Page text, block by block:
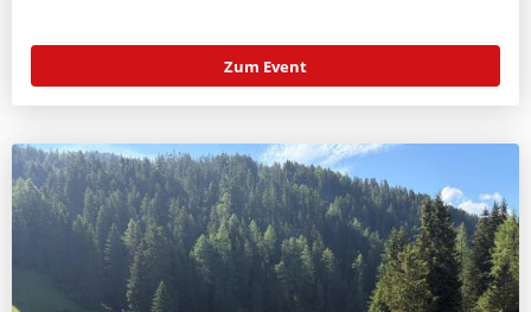
Zum Event